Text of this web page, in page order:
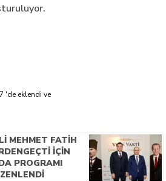
'de eklendi ve
MEHMET FATIH
İÇIN
PROGRAMI